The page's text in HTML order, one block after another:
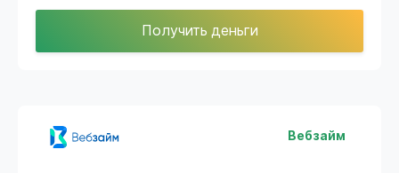
Получить деньги
Вебзайм